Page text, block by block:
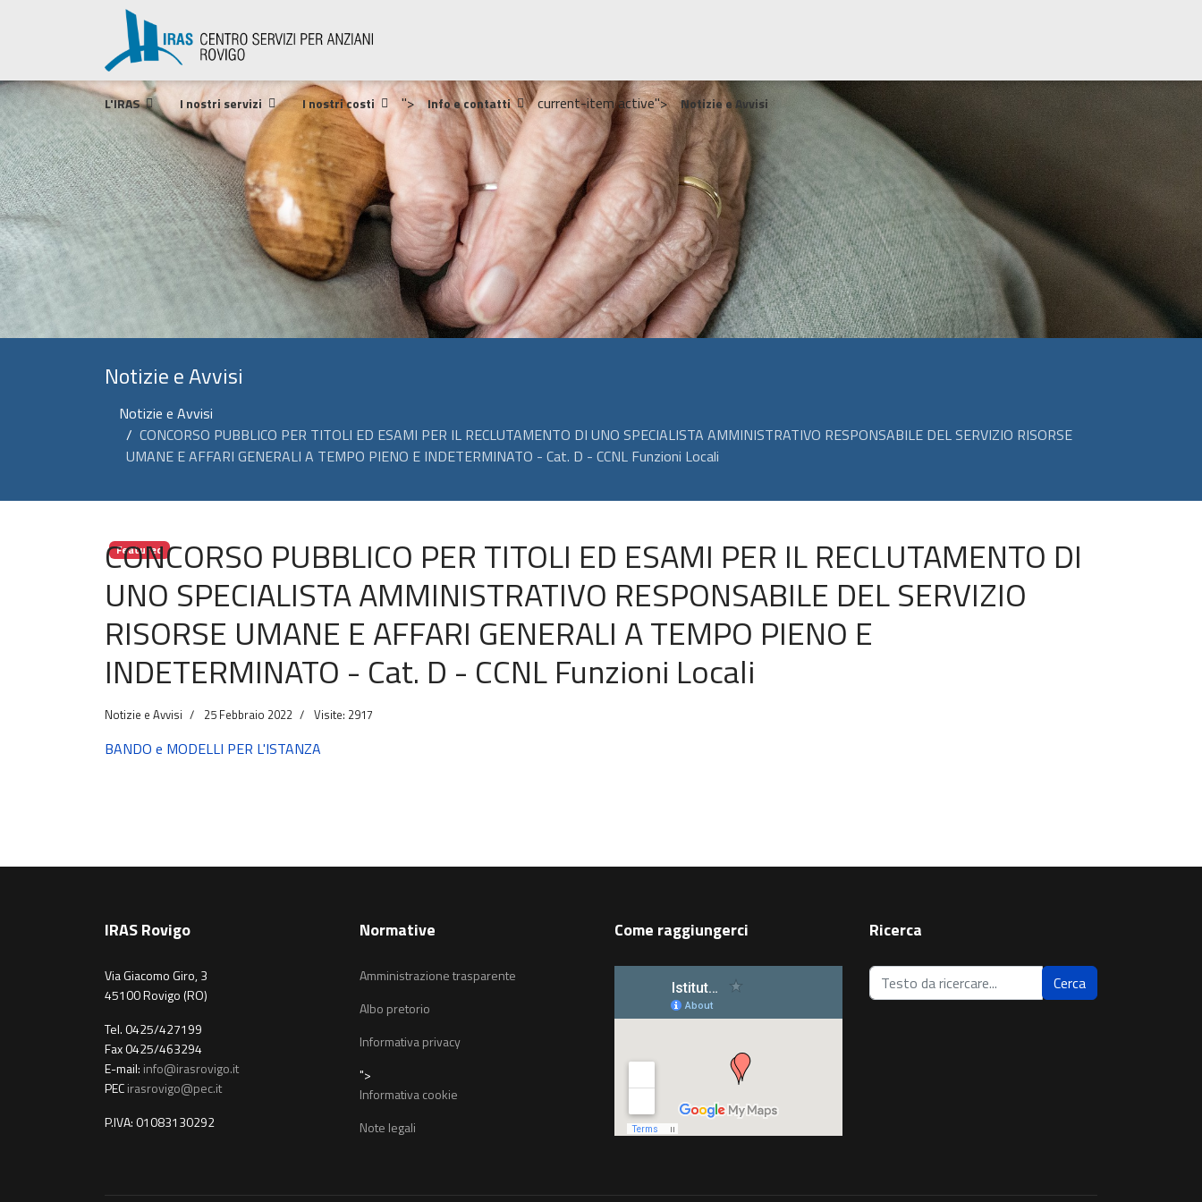
L'IRAS I nostri servizi I nostri costi "> Info e contatti current-item active"> Notizie e Avvisi
Notizie e Avvisi
Notizie e Avvisi
CONCORSO PUBBLICO PER TITOLI ED ESAMI PER IL RECLUTAMENTO DI UNO SPECIALISTA AMMINISTRATIVO RESPONSABILE DEL SERVIZIO RISORSE
UMANE E AFFARI GENERALI A TEMPO PIENO E INDETERMINATO - Cat. D - CCNL Funzioni Locali
Featured
CONCORSO PUBBLICO PER TITOLI ED ESAMI PER IL RECLUTAMENTO DI
UNO SPECIALISTA AMMINISTRATIVO RESPONSABILE DEL SERVIZIO
RISORSE UMANE E AFFARI GENERALI A TEMPO PIENO E
INDETERMINATO - Cat. D - CCNL Funzioni Locali
Notizie e Avvisi 25 Febbraio 2022 Visite: 2917
BANDO e MODELLI PER L'ISTANZA
IRAS Rovigo
Via Giacomo Giro, 3
45100 Rovigo (RO)
Tel. 0425/427199
Fax 0425/463294
E-mail: info@irasrovigo.it
PECirasrovigo@pec.it
P.IVA: 01083130292
Normative
Amministrazione trasparente
Albo pretorio
Informativa privacy
">
Informativa cookie
Note legali
Come raggiungerci Ricerca
Cerca... Cerca